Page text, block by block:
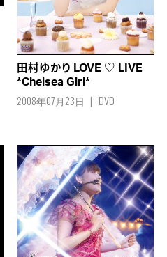
田村ゆかり LOVE ♡ LIVE
*Chelsea Girl*
2008年07月23日 DVD